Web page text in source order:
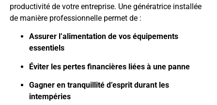
productivité de votre entreprise. Une génératrice installée
de manière professionnelle permet de :
Assurer l’alimentation de vos équipements
essentiels
Éviter les pertes financières liées à une panne
Gagner en tranquillité d’esprit durant les
intempéries